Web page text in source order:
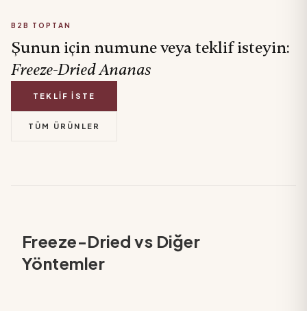
B2B TOPTAN
Şunun için numune veya teklif isteyin:
Freeze-DriedAnanas
TEKLIF İSTE
TÜM ÜRÜNLER
Freeze-Dried vs Diğer
Yöntemler